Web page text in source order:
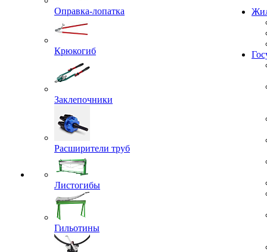
Оправка-лопатка
Крюкогиб
Заклепочники
Расширители труб
Листогибы
Гильотины